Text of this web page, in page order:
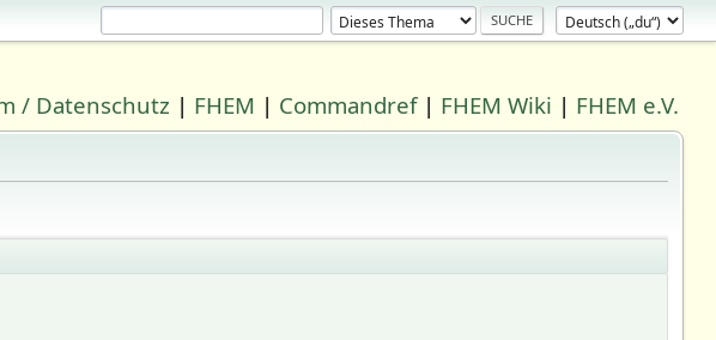
/ Datenschutz | FHEM | Commandref| FHEM Wiki | FHEM e.V.